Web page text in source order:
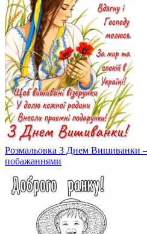
Розмальовка З Днем Вишиванки
побажаннями